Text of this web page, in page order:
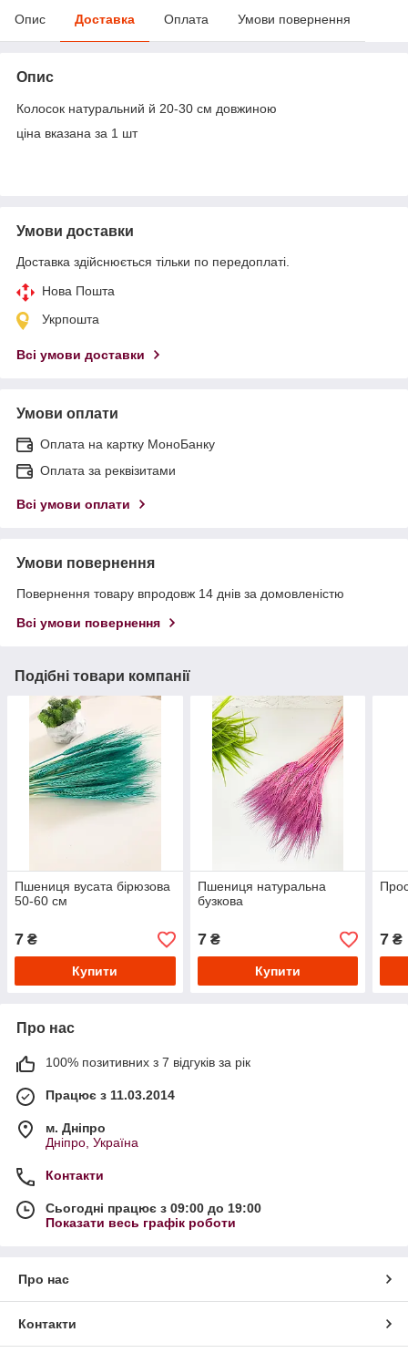
Опис Доставка Оплата Умови повернення
Опис
Колосок натуральний й 20-30 см довжиною
ціна вказана за 1 шт
Умови доставки
Доставка здійснюється тільки по передоплаті.
Нова Пошта
Укрпошта
Всі умови доставки
Умови оплати
Оплата на картку МоноБанку
Оплата за реквізитами
Всі умови оплати
Умови повернення
Повернення товару впродовж 14 днів за домовленістю
Всі умови повернення
Подібні товари компанії
Пшениця вусата бірюзова
50-60 см
7 ₴
Купити
Пшениця натуральна
бузкова
7₴
Купити
7 ₴
Про нас
100% позитивних з 7 відгуків за рік
Працює з 11.03.2014
м. Дніпро
Дніпро, Україна
Контакти
Сьогодні працює з 09:00 до 19:00
Показати весь графік роботи
Про нас
Контакти